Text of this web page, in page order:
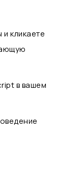
кликаете
в вашем